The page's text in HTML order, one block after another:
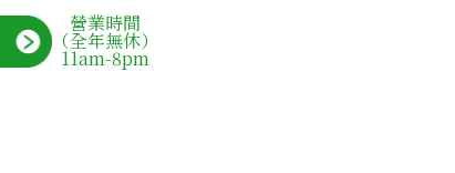
營業時間
（全年無休）
11am-8pm